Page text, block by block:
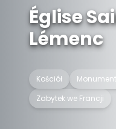
Église
Lémenc
Kościół
Zabytek we Francji